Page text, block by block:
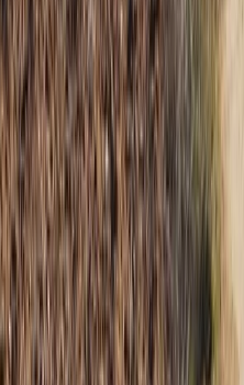
DNI Empleo público
legal Politica de
de imágenes Plenos
municipal
Abastecimiento de
Empresas locales
Experiencias